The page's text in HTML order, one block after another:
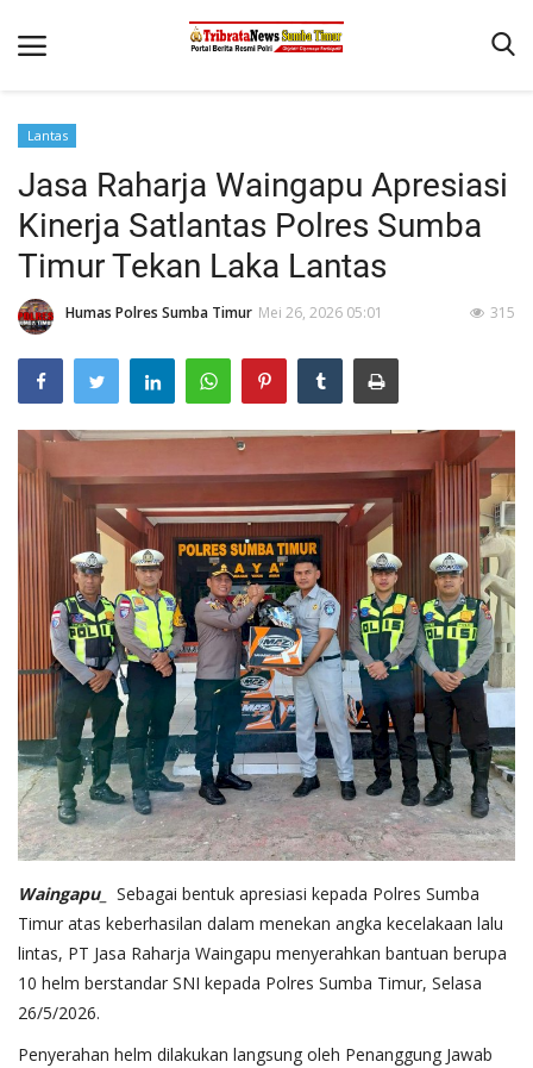
Beranda
Terms & Conditions
Reskrim
Binkam
Giat Ops
Polisi Kita
Mitra Polisi
Lantas
Jurnal Kamtibmas
Lantas
Jasa Raharja Waingapu Apresiasi
Kinerja Satlantas Polres Sumba
Timur Tekan Laka Lantas
Humas Polres Sumba Timur Mei 26, 2026 05:01 315
Waingapu_
Sebagai bentuk apresiasi kepada Polres Sumba
Timur atas keberhasilan dalam menekan angka kecelakaan lalu
lintas, PT Jasa Raharja Waingapu menyerahkan bantuan berupa
10 helm berstandar SNI kepada Polres Sumba Timur, Selasa
26/5/2026.
Penyerahan helm dilakukan langsung oleh Penanggung Jawab